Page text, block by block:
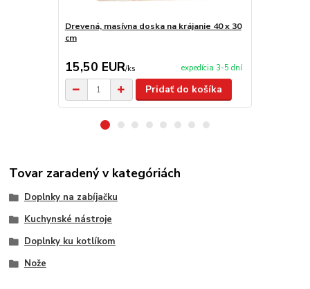
Drevená, masívna doska na krájanie 40 x 30
cm
15,50 EUR/ks expedícia 3-5 dní
Pridať do košíka
Tovar zaradený v kategóriách
Doplnky na zabíjačku
Kuchynské nástroje
Doplnky ku kotlíkom
Nože